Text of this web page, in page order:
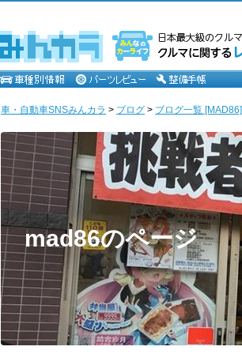
車・自動車SNSみんカラ > ブログ > ブログ一覧 [MAD86]
mad86のページ